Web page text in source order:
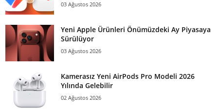
03 Ağustos 2026
Yeni Apple Ürünleri Önümüzdeki Ay Piyasaya
Sürülüyor
03 Ağustos 2026
Kamerasız Yeni AirPods Pro Modeli 2026
Yılında Gelebilir
02 Ağustos 2026